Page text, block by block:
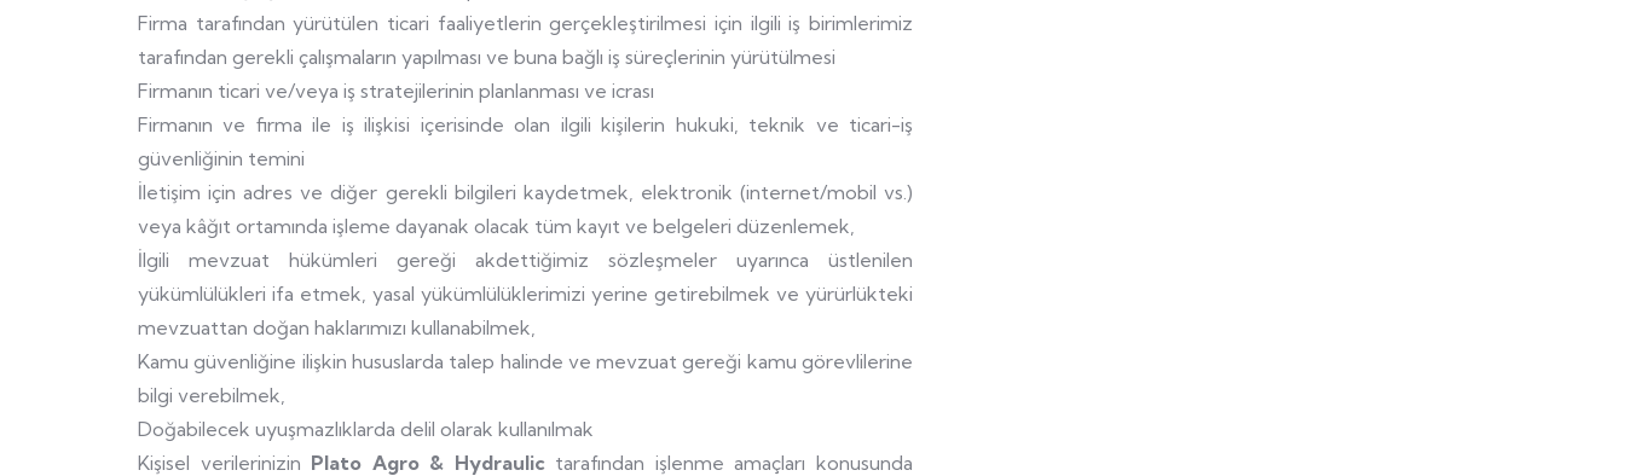
Firma tarafından yürütülen ticari faaliyetlerin gerçekleştirilmesi için ilgili iş birimlerimiz
tarafından gerekli çalışmaların yapılması ve buna bağlı iş süreçlerinin yürütülmesi
Firmanın ticari ve/veya iş stratejilerinin planlanması ve icrası
Firmanın ve firma ile iş ilişkisi içerisinde olan ilgili kişilerin hukuki, teknik ve ticari-iş
güvenliğinin temini
İletişim için adres ve diğer gerekli bilgileri kaydetmek, elektronik (internet/mobil vs.)
veya kâğıt ortamında işleme dayanak olacak tüm kayıt ve belgeleri düzenlemek,
İlgili mevzuat hükümleri gereği akdettiğimiz sözleşmeler uyarınca üstlenilen
yükümlülükleri ifa etmek, yasal yükümlülüklerimizi yerine getirebilmek ve yürürlükteki
mevzuattan doğan haklarımızı kullanabilmek,
Kamu güvenliğine ilişkin hususlarda talep halinde ve mevzuat gereği kamu görevlilerine
bilgi verebilmek,
Doğabilecek uyuşmazlıklarda delil olarak kullanılmak
Kişisel verilerinizin Plato Agro & Hydraulic tarafından işlenme amaçları konusunda